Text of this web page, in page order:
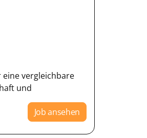
eine vergleichbare
und
Job ansehen